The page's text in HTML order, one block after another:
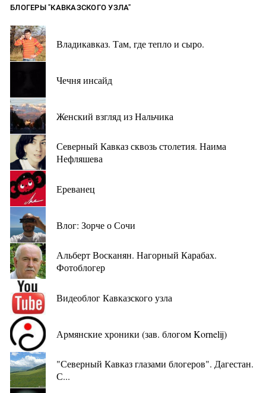
БЛОГЕРЫ "КАВКАЗСКОГО УЗЛА"
Владикавказ. Там, где тепло и сыро.
Чечня инсайд
Женский взгляд из Нальчика
Северный Кавказ сквозь столетия. Наима
Нефляшева
Ереванец
Влог: Зорче о Сочи
Альберт Восканян. Нагорный Карабах.
Фотоблогер
Видеоблог Кавказского узла
Армянские хроники (зав. блогом Kornelij)
"Северный Кавказ глазами блогеров". Дагестан.
С...